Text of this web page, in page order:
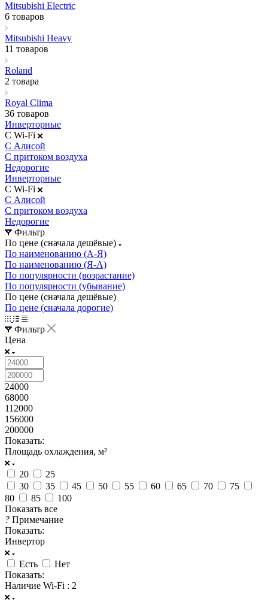
Mitsubishi Electric
6 товаров
Mitsubishi Heavy
11 товаров
Roland
2 товара
Royal Clima
36 товаров
Инверторные
С Wi-Fi
С Алисой
С притоком воздуха
Недорогие
Инверторные
С Wi-Fi
С Алисой
С притоком воздуха
Недорогие
Фильтр
По цене (сначала дешёвые)
По наименованию (А-Я)
По наименованию (Я-А)
По популярности (возрастание)
По популярности (убывание)
По цене (сначала дешёвые)
По цене (сначала дорогие)
Фильтр
Цена
24000
68000
112000
156000
200000
Показать:
Площадь охлаждения, м²
20
25
30
35 45 50 55 60 65 70
75
80
85
100
Показать все
? Примечание
Показать:
Инвертор
Есть
Нет
Показать:
Наличие Wi-Fi : 2